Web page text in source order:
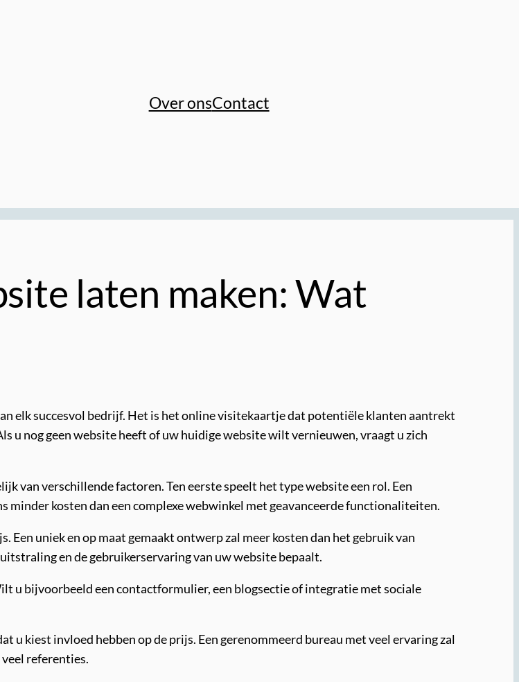
Over onsContact
laten maken: Wat
elk succesvol bedrijf. Het is het online visitekaartje dat potentiële klanten aantrekt
u nog geen website heeft of uw huidige website wilt vernieuwen, vraagt u zich
van verschillende factoren. Ten eerste speelt het type website een rol. Een
minder kosten dan een complexe webwinkel met geavanceerde functionaliteiten.
uniek en op maat gemaakt ontwerp zal meer kosten dan het gebruik van
en de gebruikerservaring van uw website bepaalt.
u bijvoorbeeld een contactformulier, een blogsectie of integratie met sociale
u kiest invloed hebben op de prijs. Een gerenommeerd bureau met veel ervaring zal
referenties.